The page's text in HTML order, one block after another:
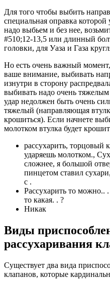
Для того чтобы выбить
специальная оправка которой
надо выбьем и без нее,
#510;12-13,5 или длинный
головки, для Уаза и Газа
Но есть очень важный
ваше внимание, выбивать
изнутри в сторону
выбивать надо очень
удар недолжен быть очень
тяжелый (направляющая
крошиться). Если начнете
молотком втулка будет
рассухарить, торцовый
ударяешь молотком.,
сложнее, я большой
пинцетом ставил
с .
Рассухарить то можно..
то какая. . ?
Никак
Виды
рассухаривания
Существует два вида
клапанов, которые